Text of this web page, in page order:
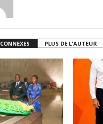
PLUS DE L'AUTEUR